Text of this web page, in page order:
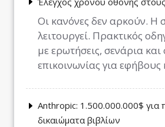
Οι κανόνες δεν αρκούν. Η
λειτουργεί. Πρακτικός
με ερωτήσεις, σενάρια και
επικοινωνίας για εφήβους
Anthropic: 1.500.000.000$ για
δικαιώματα βιβλίων